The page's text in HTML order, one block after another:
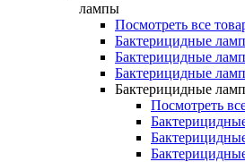
лампы
Посмотреть все
Бактерицидные
Бактерицидные
Бактерицидные
Бактерицидные
Посмотреть